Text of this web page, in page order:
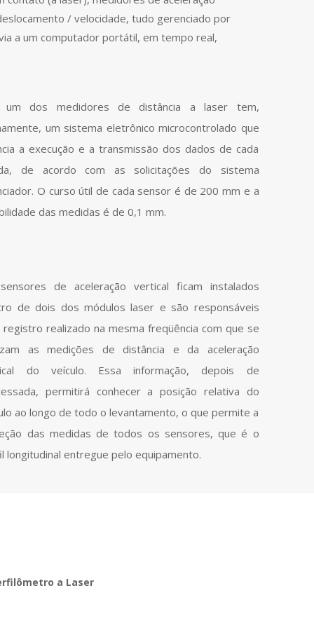
/ velocidade, tudo gerenciado por
a um computador portátil, em tempo real,
um dos medidores de distância a laser tem,
um sistema eletrônico microcontrolado que
a execução e a transmissão dos dados de cada
de acordo com as solicitações do sistema
O curso útil de cada sensor é de 200 mm e a
das medidas é de 0,1 mm.
de aceleração vertical ficam instalados
de dois dos módulos laser e são responsáveis
registro realizado na mesma freqüência com que se
as medições de distância e da aceleração
do veículo. Essa informação, depois de
permitirá conhecer a posição relativa do
ao longo de todo o levantamento, o que permite a
das medidas de todos os sensores, que é o
longitudinal entregue pelo equipamento.
a Laser